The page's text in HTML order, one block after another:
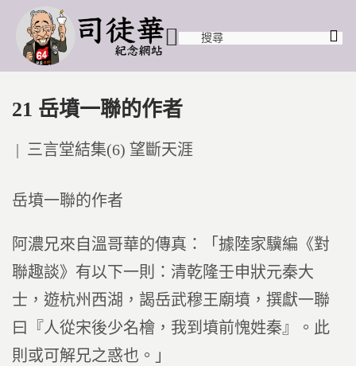
21 岳墳一聯的作者
Posted
三言堂結集(6) 望斷天涯
岳墳一聯的作者
阿濃兄來自溫哥華的傳真：「據陸家驥編《對
聯趣談》有以下一則：清乾隆壬申狀元秦大
士，遊杭州西湖，謁岳武穆王廟墳，撰獻一聯
曰『人從宋後少名檜，我到墳前愧姓秦』。此
則或可解兄之惑也。」